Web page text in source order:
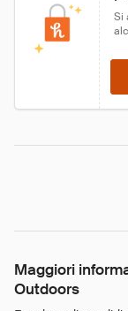
Si
Maggiori
Outdoors